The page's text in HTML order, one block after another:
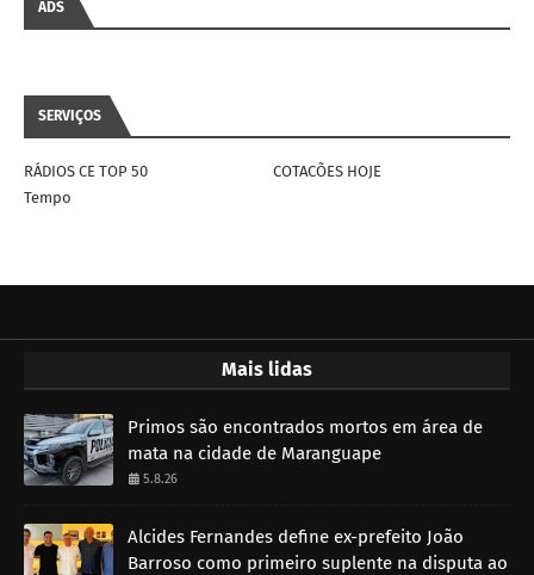
ADS
SERVIÇOS
RÁDIOS CE TOP 50
COTACÕES HOJE
Tempo
Mais lidas
Primos são encontrados mortos em área de
mata na cidade de Maranguape
5.8.26
Alcides Fernandes define ex-prefeito João
Barroso como primeiro suplente na disputa ao